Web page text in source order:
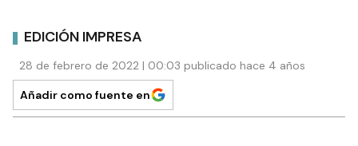
EDICIÓN IMPRESA
28 de febrero de 2022 | 00:03 publicado hace 4 años
Añadir como fuente en